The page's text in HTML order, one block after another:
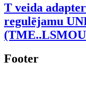
T veida
regulējamu
Footer